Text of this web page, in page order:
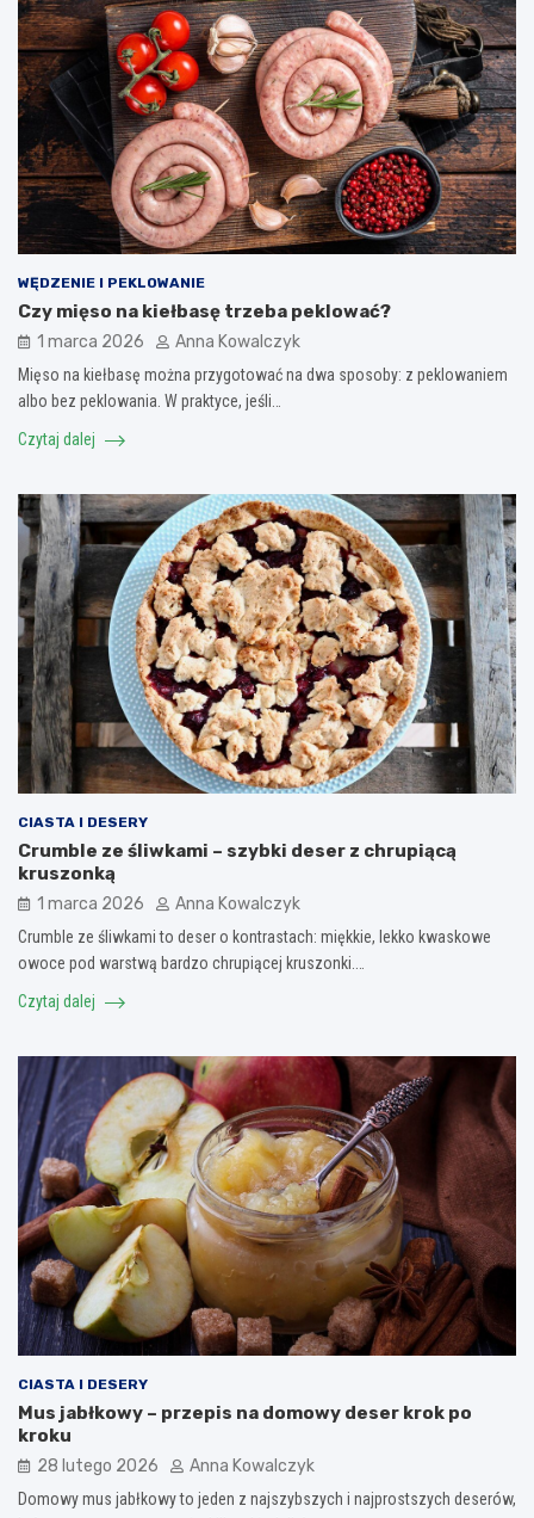
WĘDZENIE I PEKLOWANIE
Czy mięso na kiełbasę trzeba peklować?
1 marca 2026 Anna Kowalczyk
Mięso na kiełbasę można przygotować na dwa sposoby: z peklowaniem
albo bez peklowania. W praktyce, jeśli…
Czytaj dalej
CIASTA I DESERY
Crumble ze śliwkami – szybki deser z chrupiącą
kruszonką
1 marca 2026 Anna Kowalczyk
Crumble ze śliwkami to deser o kontrastach: miękkie, lekko kwaskowe
owoce pod warstwą bardzo chrupiącej kruszonki.…
Czytaj dalej
CIASTA I DESERY
Mus jabłkowy – przepis na domowy deser krok po
kroku
28 lutego 2026 Anna Kowalczyk
Domowy mus jabłkowy to jeden z najszybszych i najprostszych deserów,